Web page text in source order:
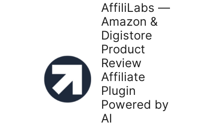
AffiliLabs —
Amazon &
Digistore
Product
Review
Affiliate
Plugin
Powered by
AI